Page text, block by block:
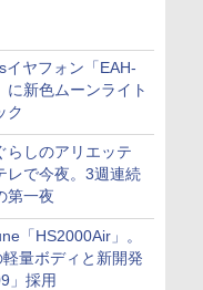
イヤフォン「EAH-
に新色ムーンライト
ク
らしのアリエッテ
レで今夜。3週連続
第一夜
「HS2000Air」。
量ボディと新開発
」採用